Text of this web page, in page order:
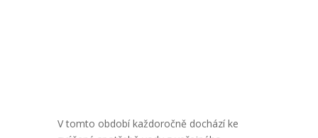
V tomto období každoročně dochází ke